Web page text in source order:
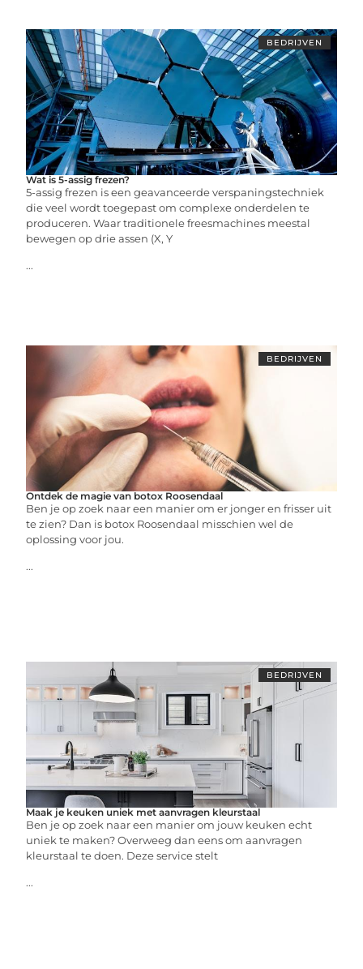
BEDRIJVEN
Wat is 5-assig frezen?
5-assig frezen is een geavanceerde verspaningstechniek
die veel wordt toegepast om complexe onderdelen te
produceren. Waar traditionele freesmachines meestal
bewegen op drie assen (X, Y
...
BEDRIJVEN
Ontdek de magie van botox Roosendaal
Ben je op zoek naar een manier om er jonger en frisser uit
te zien? Dan is botox Roosendaal misschien wel de
oplossing voor jou.
...
BEDRIJVEN
Maak je keuken uniek met aanvragen kleurstaal
Ben je op zoek naar een manier om jouw keuken echt
uniek te maken? Overweeg dan eens om aanvragen
kleurstaal te doen. Deze service stelt
...